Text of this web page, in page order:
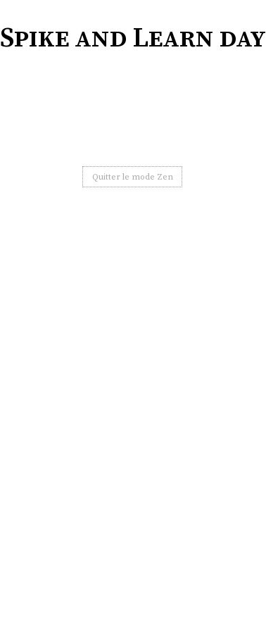
Spike and Learn day
Quitter le mode Zen